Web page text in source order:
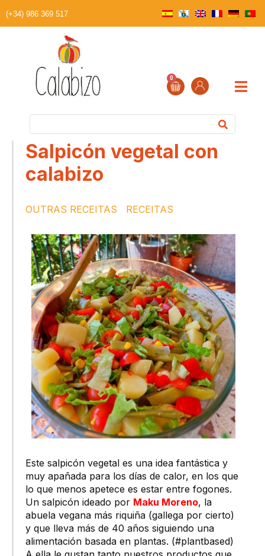
(+34) 986 369 517
0
Salpicón vegetal con
calabizo
OUTRAS RECEITAS RECEITAS
Este salpicón vegetal es una idea fantástica y
muy apañada para los días de calor, en los que
lo que menos apetece es estar entre fogones.
Un salpicón ideado por Maku Moreno, la
abuela vegana más riquiña (gallega por cierto)
y que lleva más de 40 años siguiendo una
alimentación basada en plantas. (#plantbased)